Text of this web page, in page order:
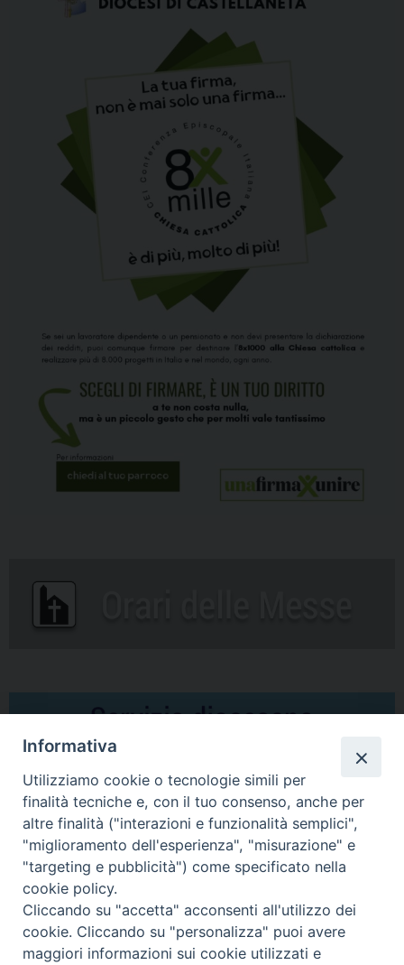
Comunicati Stampa
Il cordoglio dei Vescovi di Puglia per la morte di S.E.R. Mons. Agostino
Superbo
Nasce la Consulta Diocesana delle Aggregazioni Laicali di Castellaneta
Informativa
Utilizziamo cookie o tecnologie simili per
finalità tecniche e, con il tuo consenso, anche per
altre finalità ("interazioni e funzionalità semplici",
"miglioramento dell'esperienza", "misurazione" e
"targeting e pubblicità") come specificato nella
cookie policy.
Cliccando su "accetta" acconsenti all'utilizzo dei
cookie. Cliccando su "personalizza" puoi avere
maggiori informazioni sui cookie utilizzati e